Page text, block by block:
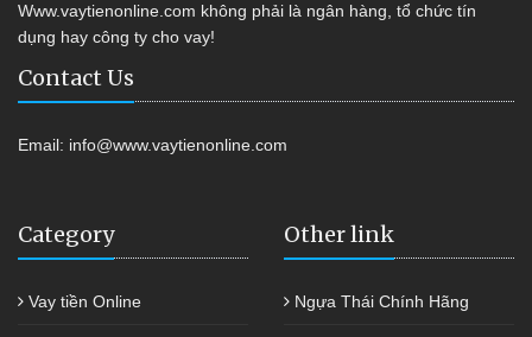
Www.vaytienonline.com không phải là ngân hàng, tổ chức tín
dụng hay công ty cho vay!
Contact Us
Email: info@www.vaytienonline.com
Category
Vay tiền Online
Other link
Ngựa Thái Chính Hãng